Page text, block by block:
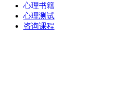
心理书籍
心理测试
咨询课程